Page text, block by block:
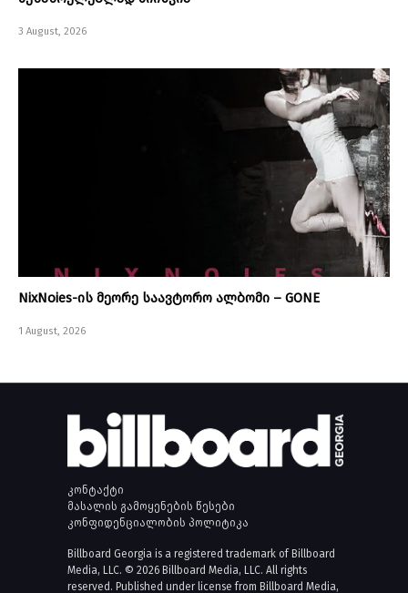
3 August, 2026
NixNoies-ის მეორე საავტორო ალბომი – GONE
1 August, 2026
კონტაქტი
მასალის გამოყენების წესები
კონფიდენციალობის პოლიტიკა
Billboard Georgia is a registered trademark of Billboard
Media, LLC. © 2026 Billboard Media, LLC. All rights
reserved. Published under license from Billboard Media,